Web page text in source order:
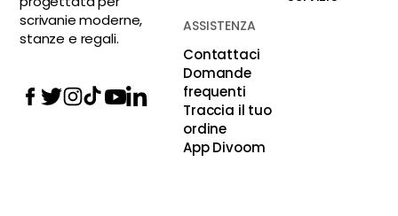
scrivanie moderne,
stanze e regali.
ASSISTENZA
Contattaci
Domande
frequenti
Traccia il tuo
ordine
App Divoom